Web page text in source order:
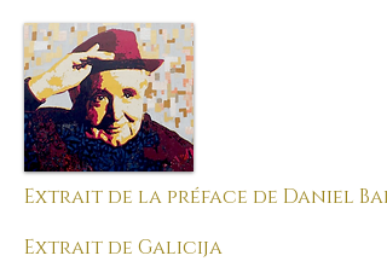
Extrait de la préface de Daniel
Extrait de Galicija